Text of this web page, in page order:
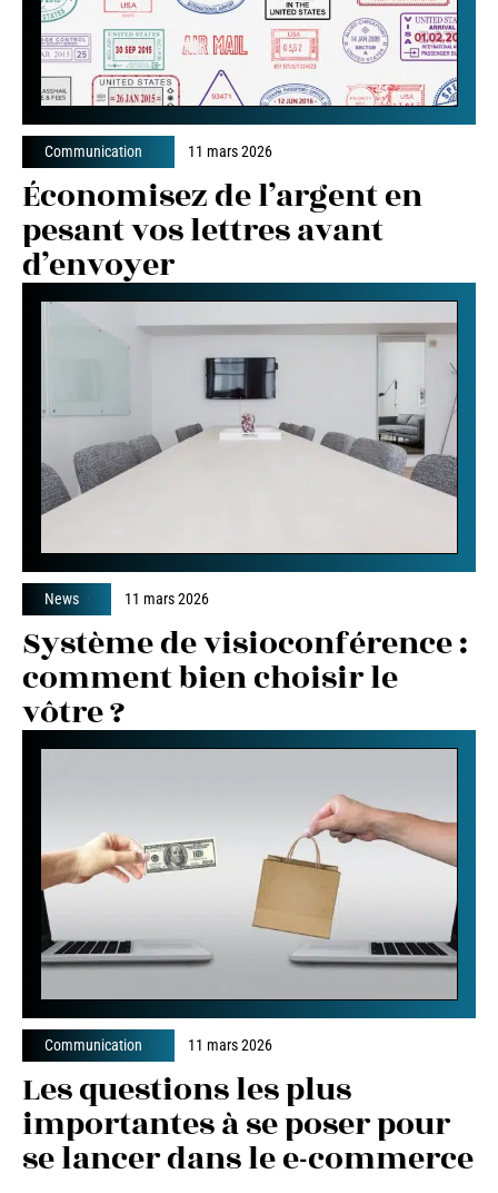
Communication 11 mars 2026
Économisez de l’argent en
pesant vos lettres avant
d’envoyer
News 11 mars 2026
Système de visioconférence :
comment bien choisir le
vôtre ?
Communication 11 mars 2026
Les questions les plus
importantes à se poser pour
se lancer dans le e-commerce